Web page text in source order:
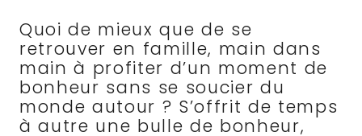
Quoi de mieux que de se
retrouver en famille, main dans
main à profiter d’un moment de
bonheur sans se soucier du
monde autour ? S’offrit de temps
à autre une bulle de bonheur,